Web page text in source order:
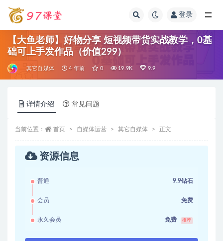
登录
【大鱼老师】好物分享 短视频带货实战教学，0基
础可上手发作品（价值299）
其它自媒体 4 年前 0 19.9K 9.9
详情介绍 常见问题
当前位置： 首页 自媒体运营 其它自媒体 正文
资源信息
普通 9.9钻石
会员 免费
永久会员 免费 推荐